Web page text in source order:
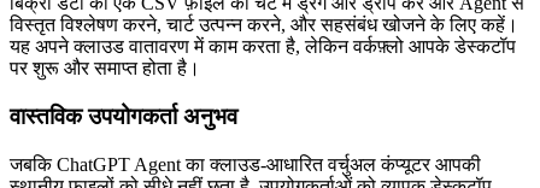
विस्तृत विश्लेषण करने, चार्ट उत्पन्न करने, और सहसंबंध खोजने के लिए कहें।
यह अपने क्लाउड वातावरण में काम करता है, लेकिन वर्कफ़्लो आपके डेस्कटॉप
पर शुरू और समाप्त होता है।
वास्तविक उपयोगकर्ता अनुभव
जबकि ChatGPT Agent का क्लाउड-आधारित वर्चुअल कंप्यूटर आपकी